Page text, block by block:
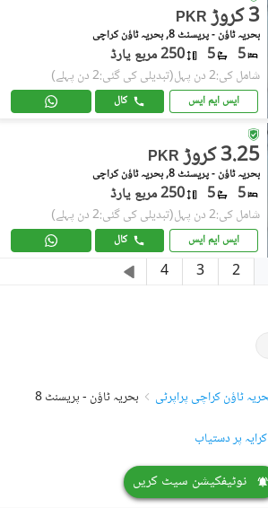
PKR 3 کروڑ
بحریہ ٹاؤن - پریسنٹ 8, بحریہ ٹاؤن کراچی
5
5 250 مربع یارڈ
شامل کی:2 دن پہل (تبدیلی کی گئی:2 دن پہلے)
ایس ایم ایس کال
PKR 3.25 کروڑ
بحریہ ٹاؤن - پریسنٹ 8, بحریہ ٹاؤن کراچی
5
5 250 مربع یارڈ
شامل کی:2 دن پہل (تبدیلی کی گئی:2 دن پہلے)
ایس ایم ایس کال
2
3
4
ٹاؤن کراچی پراپرٹی
بحریہ ٹاؤن - پریسنٹ 8
نوٹیفکیشن سیٹ کریں